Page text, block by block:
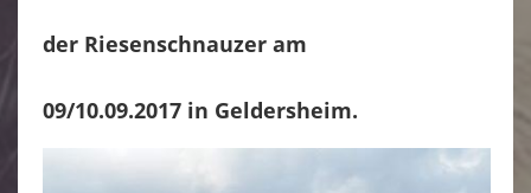
der Riesenschnauzer am
09/10.09.2017 in Geldersheim.